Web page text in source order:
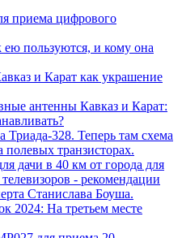
приема цифрового
ею пользуются, и кому она
и Карат как украшение
антенны Кавказ и Карат:
Триада-328. Теперь там схема
полевых транзисторах.
дачи в 40 км от города для
- рекомендации
Станислава Боуша.
2024: На третьем месте